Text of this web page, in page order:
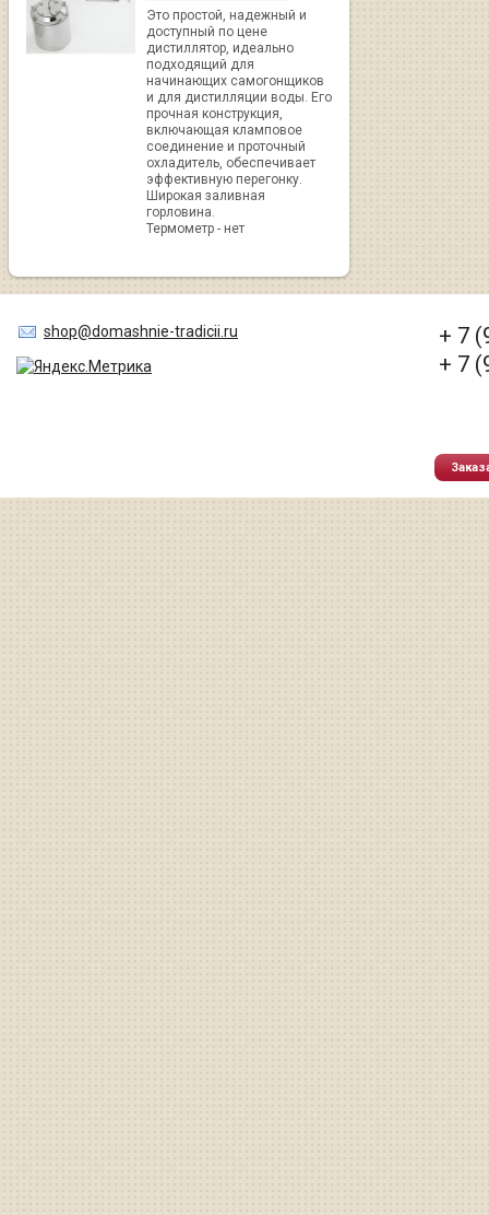
Это простой, надежный и
доступный по цене
дистиллятор, идеально
подходящий для
начинающих самогонщиков
и для дистилляции воды. Его
прочная конструкция,
включающая кламповое
соединение и проточный
охладитель, обеспечивает
эффективную перегонку.
Широкая заливная
горловина.
Термометр - нет
shop@domashnie-tradicii.ru
+ 7
+ 7